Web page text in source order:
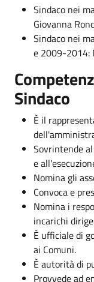
Sindaco nei
Giovanna
Sindaco nei
e 2009-2014:
Sindaco
È il
Sovrintende
e
Nomina gli
Convoca e
Nomina i
incarichi
È ufficiale di
ai Comuni.
È autorità di
Provvede ad